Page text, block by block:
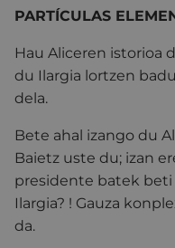
PARTÍCULAS
Hau Aliceren istorioa
du Ilargia lortzen
dela.
Bete ahal izango du
Baietz uste du; izan
presidente batek beti
Ilargia? ! Gauza
da.